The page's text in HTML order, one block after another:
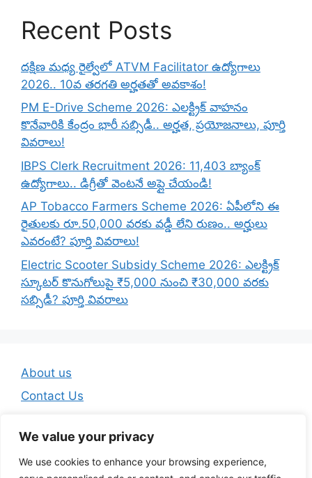
We value your privacy
We use cookies to enhance your browsing experience,
Recent Posts
దక్షిణ మధ్య రైల్వేలో ATVM Facilitator ఉద్యోగాలు
2026.. 10వ తరగతి అర్హతతో అవకాశం!
PM E-Drive Scheme 2026: ఎలక్ట్రిక్ వాహనం
కొనేవారికి కేంద్రం భారీ సబ్సిడీ.. అర్హత, ప్రయోజనాలు, పూర్తి
వివరాలు!
IBPS Clerk Recruitment 2026: 11,403 బ్యాంక్
ఉద్యోగాలు.. డిగ్రీతో వెంటనే అప్లై చేయండి!
AP Tobacco Farmers Scheme 2026: ఏపీలోని ఈ
రైతులకు రూ.50,000 వరకు వడ్డీ లేని రుణం.. అర్హులు
ఎవరంటే? పూర్తి వివరాలు!
Electric Scooter Subsidy Scheme 2026: ఎలక్ట్రిక్
స్కూటర్ కొనుగోలుపై ₹5,000 నుంచి ₹30,000 వరకు
సబ్సిడీ? పూర్తి వివరాలు
About us
Contact Us
Privacy Policy
Terms And Conditions